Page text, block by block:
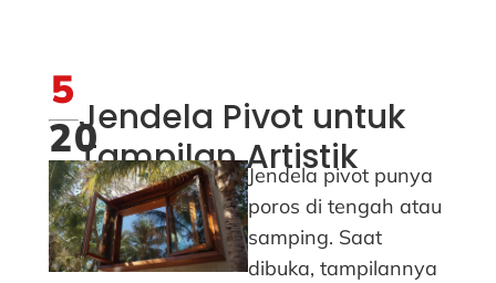
5
20Jendela Pivot untuk
Tampilan Artistik
Jendela pivot punya
poros di tengah atau
samping. Saat
dibuka, tampilannya